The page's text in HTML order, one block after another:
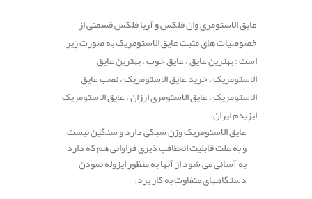
عایق الاستومری وان فلکس و آریا فلکس قسمتی از
خصوصیات های مثبت عایق الاستومریک به صورت زیر
است : بهترین عایق ، عایق خوب ، بهترین عایق
الاستومریک ، خرید عایق الاستومریک ، نصب عایق
الاستومریک ، عایق الاستومری ارزان ، عایق الاستومریک
ایزیدم ایران.
عایق الاستومریک وزن سبکی دارد و سنگین نیست
و به علت قابلیت انعطافپ ذیری فراوانی هم که دارد
به آسانی می شود از آنها به منظور ایزوله نمودن
دستگاههای متفاوت به کار برد.